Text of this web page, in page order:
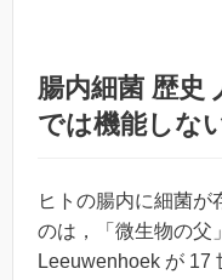
腸内細菌 歴史
では機能しな
ヒトの腸内に細菌が
のは，「微生物の父
Leeuwenhoek が 17